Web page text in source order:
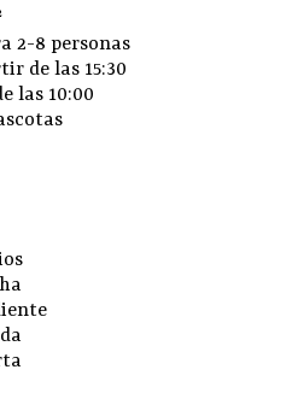
2-8 personas
de las 15:30
las 10:00